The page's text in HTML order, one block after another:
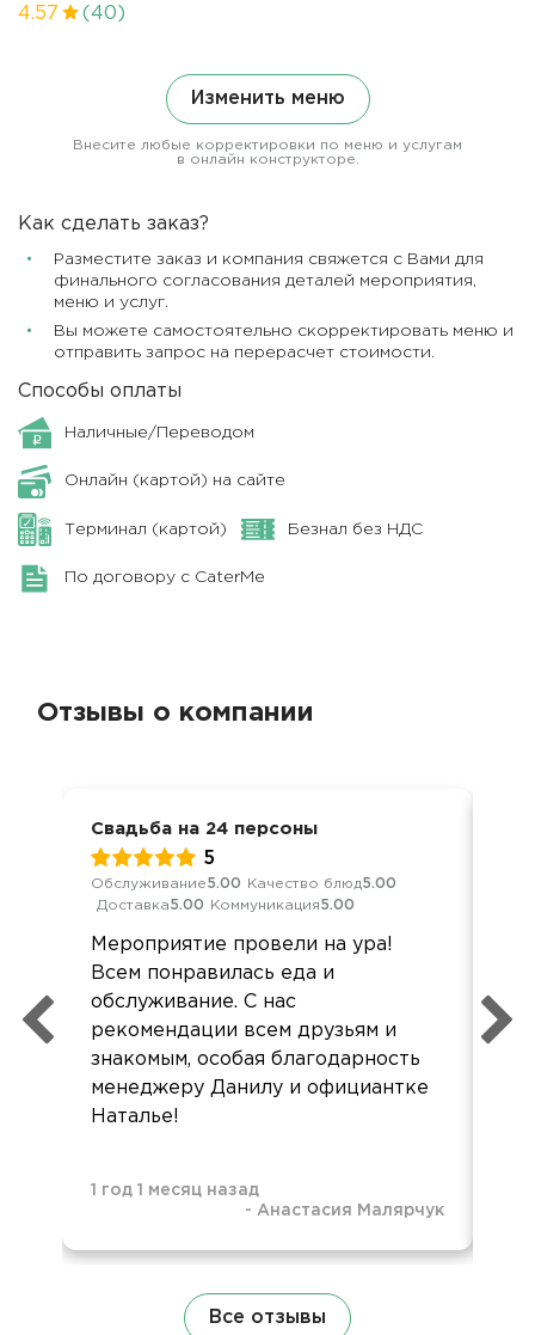
4.57 (40)
Изменить меню
Внесите любые корректировки по меню и услугам
в онлайн конструкторе.
Как сделать заказ?
Разместите заказ и компания свяжется с Вами для
финального согласования деталей мероприятия,
меню и услуг.
Вы можете самостоятельно скорректировать меню и
отправить запрос на перерасчет стоимости.
Способы оплаты
Наличные/Переводом
Онлайн (картой) на сайте
Терминал (картой) Безнал без НДС
По договору с CaterMe
Отзывы о компании
Свадьба на 24 персоны
5
Обслуживание5.00 Качество блюд5.00
Доставка5.00 Коммуникация5.00
Мероприятие провели на ура!
Всем понравилась еда и
обслуживание. С нас
рекомендации всем друзьям и
знакомым, особая благодарность
менеджеру Данилу и официантке
Наталье!
1 год 1 месяц назад
- Анастасия Малярчук
Все отзывы